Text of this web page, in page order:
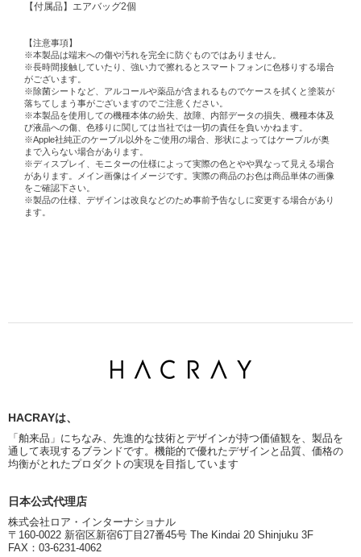
【付属品】エアバッグ2個
【注意事項】
※本製品は端末への傷や汚れを完全に防ぐものではありません。
※長時間接触していたり、強い力で擦れるとスマートフォンに色移りする場合
がございます。
※除菌シートなど、アルコールや薬品が含まれるものでケースを拭くと塗装が
落ちてしまう事がございますのでご注意ください。
※本製品を使用しての機種本体の紛失、故障、内部データの損失、機種本体及
び液晶への傷、色移りに関しては当社では一切の責任を負いかねます。
※Apple社純正のケーブル以外をご使用の場合、形状によってはケーブルが奥
まで入らない場合があります。
※ディスプレイ、モニターの仕様によって実際の色とやや異なって見える場合
があります。メイン画像はイメージです。実際の商品のお色は商品単体の画像
をご確認下さい。
※製品の仕様、デザインは改良などのため事前予告なしに変更する場合があり
ます。
HACRAYは、
「舶来品」にちなみ、先進的な技術とデザインが持つ価値観を、製品を
通して表現するブランドです。機能的で優れたデザインと品質、価格の
均衡がとれたプロダクトの実現を目指しています
日本公式代理店
株式会社ロア・インターナショナル
〒160-0022 新宿区新宿6丁目27番45号 The Kindai 20 Shinjuku 3F
FAX：03-6231-4062